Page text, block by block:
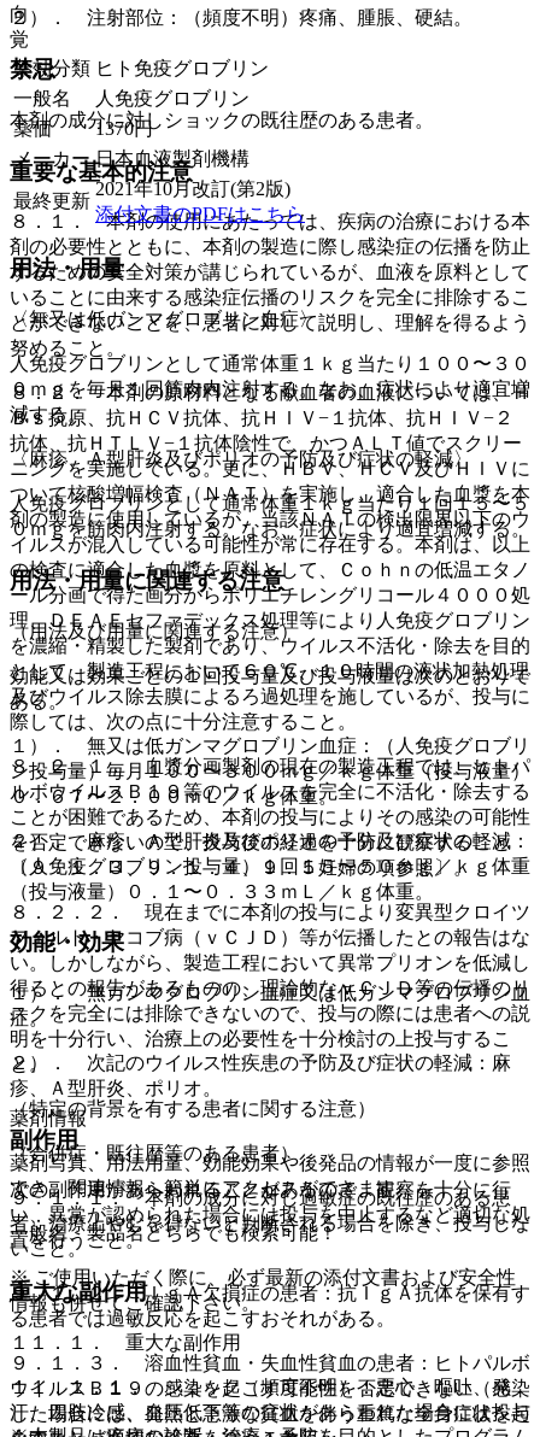
２）． 注射部位：（頻度不明）疼痛、腫脹、硬結。
禁忌
本剤の成分に対しショックの既往歴のある患者。
重要な基本的注意
８．１． 本剤の使用にあたっては、疾病の治療における本
剤の必要性とともに、本剤の製造に際し感染症の伝播を防止
するための安全対策が講じられているが、血液を原料として
いることに由来する感染症伝播のリスクを完全に排除するこ
とができないことを、患者に対して説明し、理解を得るよう
努めること。
８．２． 本剤の原材料となる献血者の血液については、Ｈ
Ｂｓ抗原、抗ＨＣＶ抗体、抗ＨＩＶ−１抗体、抗ＨＩＶ−２
抗体、抗ＨＴＬＶ−１抗体陰性で、かつＡＬＴ値でスクリー
ニングを実施している。更に、ＨＢＶ、ＨＣＶ及びＨＩＶに
ついて核酸増幅検査（ＮＡＴ）を実施し、適合した血漿を本
剤の製造に使用しているが、当該ＮＡＴの検出限界以下のウ
イルスが混入している可能性が常に存在する。本剤は、以上
の検査に適合した血漿を原料として、Ｃｏｈｎの低温エタノ
ール分画で得た画分からポリエチレングリコール４０００処
理、ＤＥＡＥセファデックス処理等により人免疫グロブリン
を濃縮・精製した製剤であり、ウイルス不活化・除去を目的
として、製造工程において６０℃、１０時間の液状加熱処理
及びウイルス除去膜によるろ過処理を施しているが、投与に
際しては、次の点に十分注意すること。
８．２．１． 血漿分画製剤の現在の製造工程では、ヒトパ
ルボウイルスＢ１９等のウイルスを完全に不活化・除去する
ことが困難であるため、本剤の投与によりその感染の可能性
を否定できないので、投与後の経過を十分に観察すること
〔９．１．３、９．１．４、９．５妊婦の項参照〕。
８．２．２． 現在までに本剤の投与により変異型クロイツ
フェルト・ヤコブ病（ｖＣＪＤ）等が伝播したとの報告はな
い。しかしながら、製造工程において異常プリオンを低減し
得るとの報告があるものの、理論的なｖＣＪＤ等の伝播のリ
スクを完全には排除できないので、投与の際には患者への説
明を十分行い、治療上の必要性を十分検討の上投与するこ
と。
（特定の背景を有する患者に関する注意）
（合併症・既往歴等のある患者）
９．１．１． 本剤の成分に対し過敏症の既往歴のある患
者：治療上やむを得ないと判断される場合を除き、投与しな
いこと。
９．１．２． ＩｇＡ欠損症の患者：抗ＩｇＡ抗体を保有す
る患者では過敏反応を起こすおそれがある。
９．１．３． 溶血性貧血・失血性貧血の患者：ヒトパルボ
ウイルスＢ１９の感染を起こす可能性を否定できない（感染
した場合には、発熱と急激な貧血を伴う重篤な全身症状を起
向
覚
薬効分類 ヒト免疫グロブリン
一般名
人免疫グロブリン
薬価
1370円
メーカー 日本血液製剤機構
最終更新
2021年10月改訂(第2版)
添付文書のPDFはこちら
用法・用量
〈無又は低ガンマグロブリン血症〉
人免疫グロブリンとして通常体重１ｋｇ当たり１００〜３０
０ｍｇを毎月１回筋肉内注射する。なお、症状により適宜増
減する。
〈麻疹、Ａ型肝炎及びポリオの予防及び症状の軽減〉
人免疫グロブリンとして通常体重１ｋｇ当たり１回１５〜５
０ｍｇを筋肉内注射する。なお、症状により適宜増減する。
用法・用量に関連する注意
（用法及び用量に関連する注意）
効能又は効果ごとの１回投与量及び投与液量は次のとおりで
ある。
１）． 無又は低ガンマグロブリン血症：（人免疫グロブリ
ン投与量）毎月１００〜３００ｍｇ／ｋｇ体重（投与液量）
０．６７〜２．００ｍＬ／ｋｇ体重。
２）． 麻疹、Ａ型肝炎及びポリオの予防及び症状の軽減：
（人免疫グロブリン投与量）１回１５〜５０ｍｇ／ｋｇ体重
（投与液量）０．１〜０．３３ｍＬ／ｋｇ体重。
効能・効果
１）． 無ガンマグロブリン血症又は低ガンマグロブリン血
症。
２）． 次記のウイルス性疾患の予防及び症状の軽減：麻
疹、Ａ型肝炎、ポリオ。
副作用
次の副作用があらわれることがあるので、観察を十分に行
い、異常が認められた場合には投与を中止するなど適切な処
置を行うこと。
重大な副作用
１１．１． 重大な副作用
１１．１．１． ショック（頻度不明）：悪心、嘔吐、発
汗、四肢冷感、血圧低下等の症状があらわれた場合には投与
薬剤情報
薬剤写真、用法用量、効能効果や後発品の情報が一度に参照
でき、関連情報へ簡単にアクセスができます。
一般名、製品名どちらでも検索可能！
※ ご使用いただく際に、必ず最新の添付文書および安全性
情報も併せてご確認下さい。